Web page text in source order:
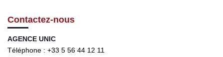
Contactez-nous
AGENCE UNIC
Téléphone : +33 5 56 44 12 11